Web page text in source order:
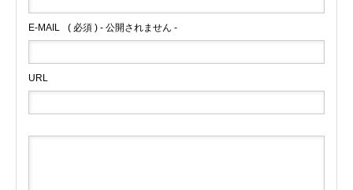
E-MAIL ( 必須 ) - 公開されません -
URL